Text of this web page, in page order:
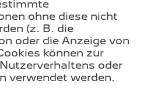
ohne diese nicht
(z. B. die
oder die Anzeige von
können zur
oder
verwendet werden.